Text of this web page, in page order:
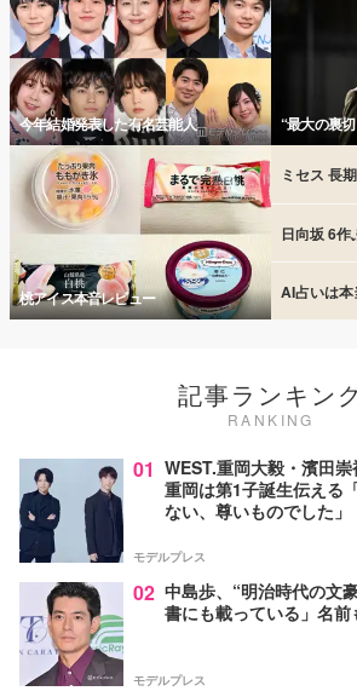
今年結婚発表した有名芸能人 “最大の裏
桃アイス本音レビュー
ミセス 長
日向坂 6
AI占いは本
記事ランキン
RANKING
01 WEST.重岡大毅・濱田
重岡は第1子誕生伝える
ない、尊いものでした」
モデルプレス
02 中島歩、“明治時代の文
書にも載っている」名
モデルプレス